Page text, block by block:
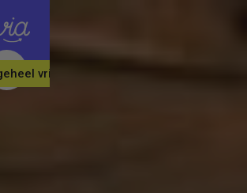
vrijblijvend lid van ons Vacature Via